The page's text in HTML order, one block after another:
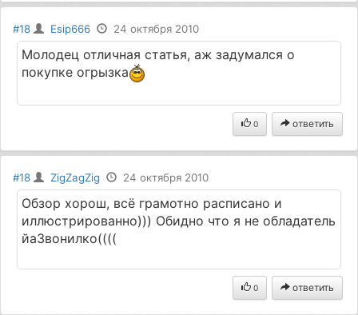
#18 Esip666 24 октября 2010
Молодец отличная статья, аж задумался о
покупке огрызка
0 ответить
#18 ZigZagZig 24 октября 2010
Обзор хорош, всё грамотно расписано и
иллюстрированно))) Обидно что я не обладатель
йаЗвонилко((((
0 ответить